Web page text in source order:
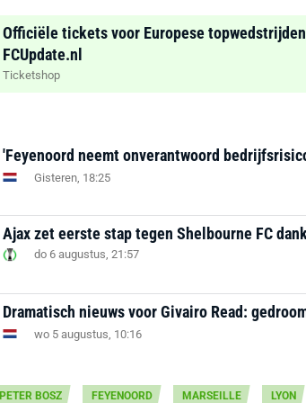
Officiële tickets voor Europese
FCUpdate.nl
Ticketshop
'Feyenoord neemt onverantwoord
Gisteren, 18:25
Ajax zet eerste stap tegen Shelbourne FC
do 6 augustus, 21:57
Dramatisch nieuws voor Givairo Read:
wo 5 augustus, 10:16
PETER BOSZ FEYENOORD MARSEILLE LYON